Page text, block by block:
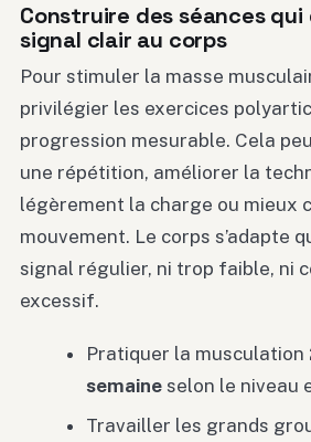
Construire des séances
signal clair au corps
Pour stimuler la masse
privilégier les exercices
progression mesurable. Cela
une répétition, améliorer la
légèrement la charge ou mieux
mouvement. Le corps s’adapte
signal régulier, ni trop faible, ni
excessif.
Pratiquer la musculation
semaine selon le niveau
Travailler les grands